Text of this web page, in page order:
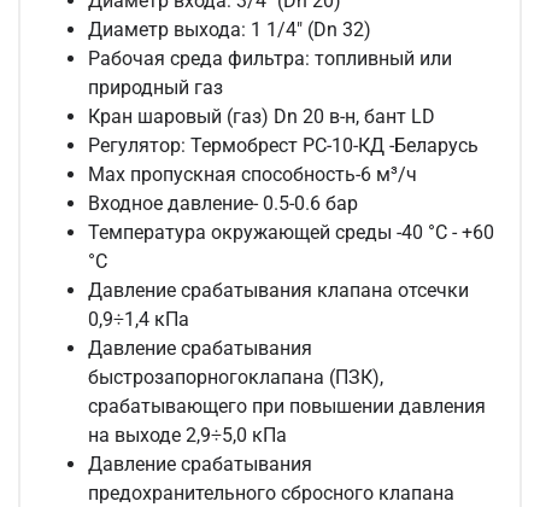
Диаметр выхода: 1 1 /4" (Dn 32)
Рабочая среда фильтра: топливный или
природный газ
Кран шаровый (газ) Dn 20 в-н, бант LD
Регулятор: Термобрест РС-10-КД -Беларусь
Max пропускная способность-6 м³/ч
Входное давление- 0.5-0.6 бар
Температура окружающей среды -40 °С - +60
°С
Давление срабатывания клапана отсечки
0,9÷1,4 кПа
Давление срабатывания
быстрозапорногоклапана (ПЗК),
срабатывающего при повышении давления
на выходе 2,9÷5,0 кПа
Давление срабатывания
предохранительного сбросного клапана